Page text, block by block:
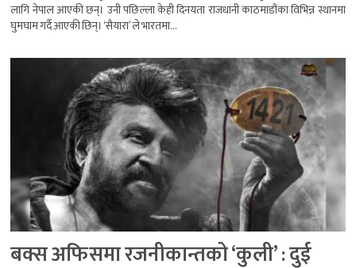
लागि नेपाल आएकी छन्। उनी पछिल्ला केही दिनयता राजधानी काठमाडौंका विभिन्न स्थानमा
घुमघाम गर्दै आएकी छिन्। ‘सैयारा’ ले भारतमा...
बक्स अफिसमा रजनीकान्तको ‘कुली’ : दुई